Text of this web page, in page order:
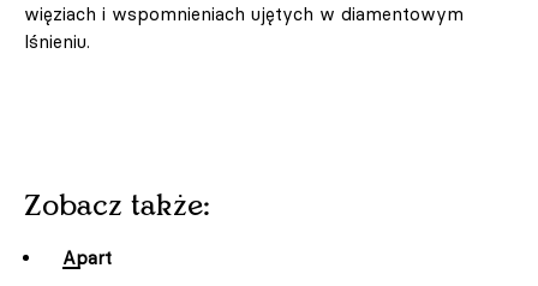
więziach i wspomnieniach ujętych w diamentowym
lśnieniu.
Zobacz także:
Apart